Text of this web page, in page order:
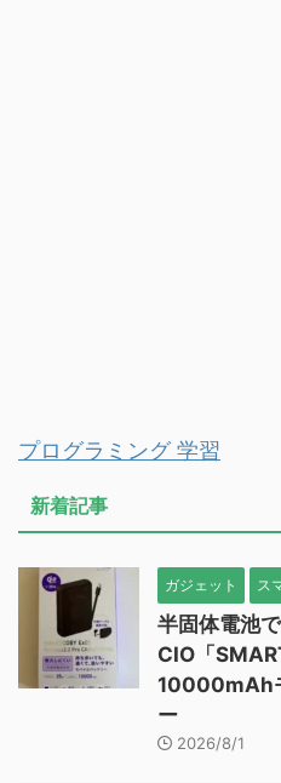
プログラミング 学習
新着記事
ガジェット ス
半固体電池
CIO「
10000mAh
ー
2026/8/1